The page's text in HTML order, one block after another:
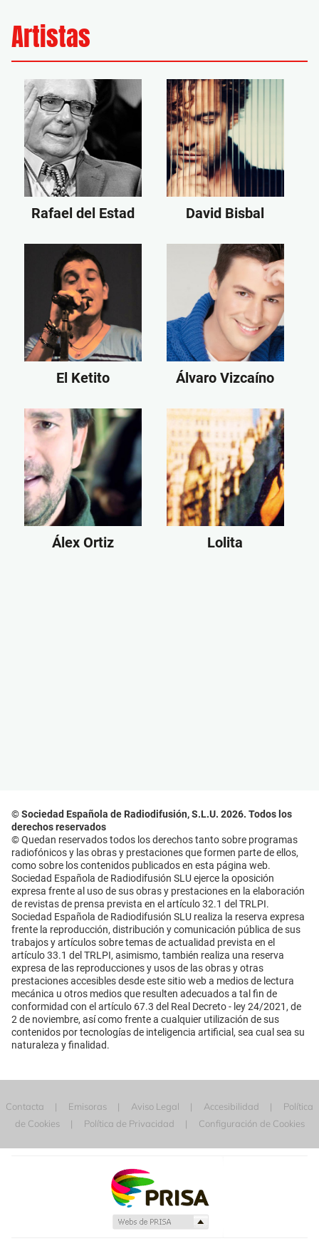
Artistas
Rafael del Estad David Bisbal
El Ketito Álvaro Vizcaíno
Álex Ortiz Lolita
© Sociedad Española de Radiodifusión, S.L.U. 2026. Todos los
derechos reservados
© Quedan reservados todos los derechos tanto sobre programas
radiofónicos y las obras y prestaciones que formen parte de ellos,
como sobre los contenidos publicados en esta página web.
Sociedad Española de Radiodifusión SLU ejerce la oposición
expresa frente al uso de sus obras y prestaciones en la elaboración
de revistas de prensa prevista en el artículo 32.1 del TRLPI.
Sociedad Española de Radiodifusión SLU realiza la reserva expresa
frente la reproducción, distribución y comunicación pública de sus
trabajos y artículos sobre temas de actualidad prevista en el
artículo 33.1 del TRLPI, asimismo, también realiza una reserva
expresa de las reproducciones y usos de las obras y otras
prestaciones accesibles desde este sitio web a medios de lectura
mecánica u otros medios que resulten adecuados a tal fin de
conformidad con el artículo 67.3 del Real Decreto - ley 24/2021, de
2 de noviembre, así como frente a cualquier utilización de sus
contenidos por tecnologías de inteligencia artificial, sea cual sea su
naturaleza y finalidad.
Contacta Emisoras Aviso Legal Accesibilidad
Política
de Cookies
Política de Privacidad Configuración de Cookies